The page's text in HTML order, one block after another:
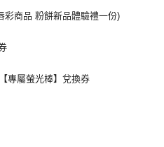
彩商品 粉餅新品體驗禮一份)
【專屬螢光棒】兌換券